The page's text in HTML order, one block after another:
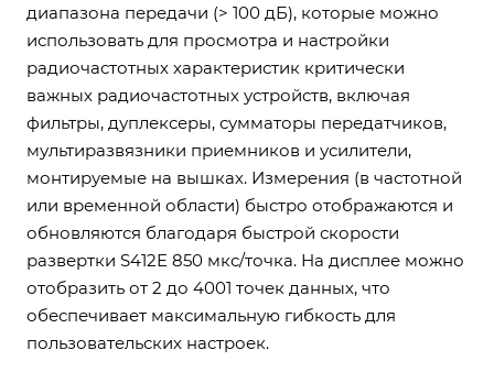
диапазона передачи (> 100 дБ), которые можно
использовать для просмотра и настройки
радиочастотных характеристик критически
важных радиочастотных устройств, включая
фильтры, дуплексеры, сумматоры передатчиков,
мультиразвязники приемников и усилители,
монтируемые на вышках. Измерения (в частотной
или временной области) быстро отображаются и
обновляются благодаря быстрой скорости
развертки S412E 850 мкс/точка. На дисплее можно
отобразить от 2 до 4001 точек данных, что
обеспечивает максимальную гибкость для
пользовательских настроек.